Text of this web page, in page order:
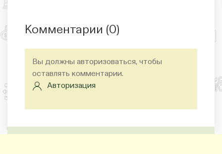
Комментарии (0)
Вы должны авторизоваться, чтобы
оставлять комментарии.
Авторизация